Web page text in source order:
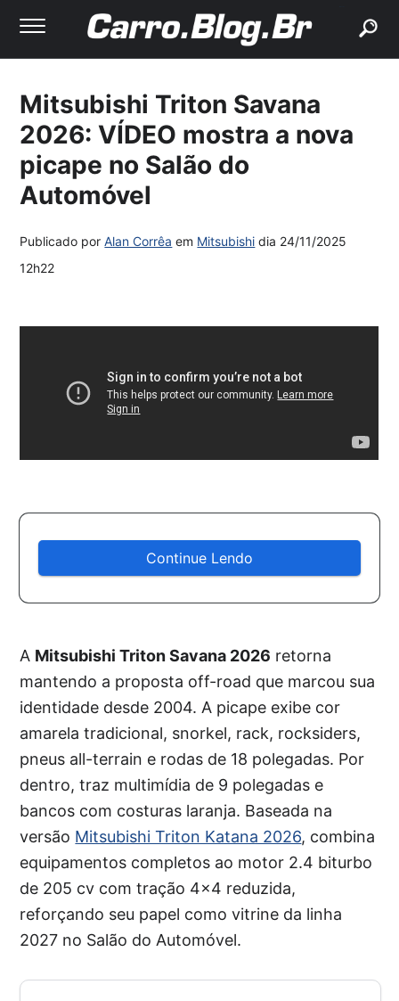
Mitsubishi Triton Savana
2026: VÍDEO mostra a nova
picape no Salão do
Automóvel
Publicado porAlan Corrêa em Mitsubishi dia 24/11/2025
12h22
Continue Lendo
A Mitsubishi Triton Savana 2026 retorna
mantendo a proposta off-road que marcou sua
identidade desde 2004. A picape exibe cor
amarela tradicional, snorkel, rack, rocksiders,
pneus all-terrain e rodas de 18 polegadas. Por
dentro, traz multimídia de 9 polegadas e
bancos com costuras laranja. Baseada na
versão Mitsubishi Triton Katana 2026, combina
equipamentos completos ao motor 2.4 biturbo
de 205 cv com tração 4×4 reduzida,
reforçando seu papel como vitrine da linha
2027 no Salão do Automóvel.